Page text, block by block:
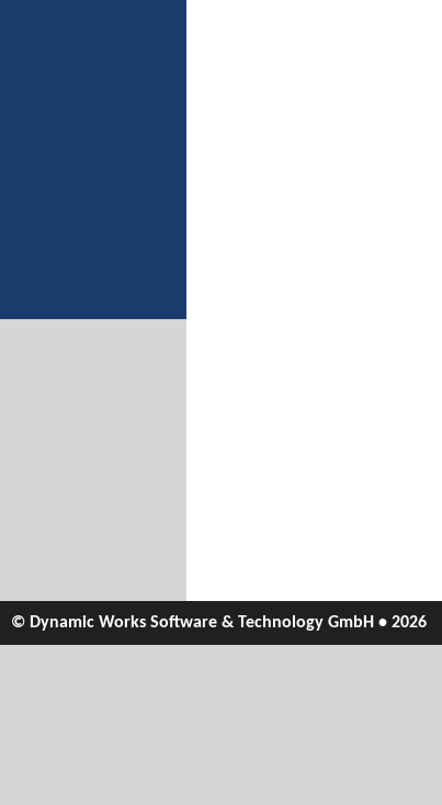
© Dynamic Works Software & Technology GmbH • 2026